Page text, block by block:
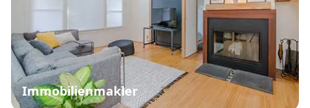
Immobilienmakler